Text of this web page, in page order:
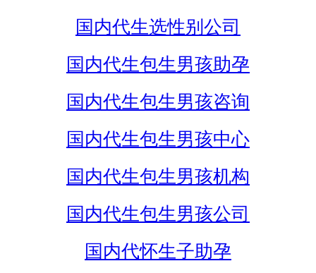
国内代生选性别公司
国内代生包生男孩助孕
国内代生包生男孩咨询
国内代生包生男孩中心
国内代生包生男孩机构
国内代生包生男孩公司
国内代怀生子助孕